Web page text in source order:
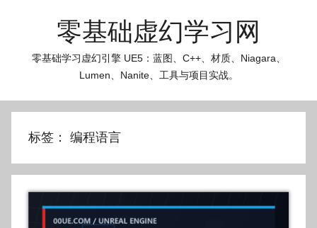
零基础虚幻学习网
零基础学习虚幻引擎 UE5：蓝图、C++、材质、Niagara、
Lumen、Nanite、工具与项目实战。
标签： 编程语言